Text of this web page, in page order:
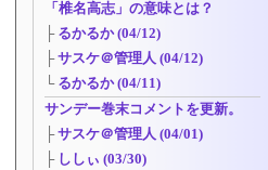
「椎名高志」の意味とは？
├ るかるか (04/12)
├サスケ＠管理人 (04/12)
└ るかるか (04/11)
サンデー巻末コメントを更新。
├サスケ＠管理人 (04/01)
├ ししぃ (03/30)